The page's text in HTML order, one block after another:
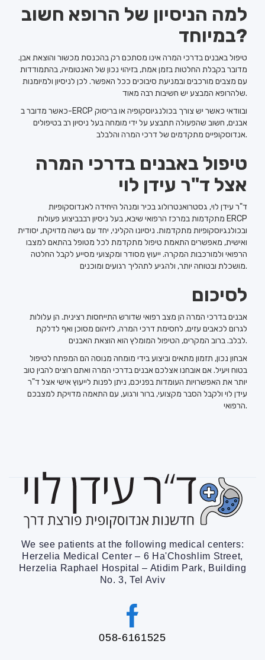
למה הניסיון של הרופא חשוב
במיוחד?
טיפול באבנים בדרכי המרה אינו מסתכם רק בהכנסת מכשור והוצאת אבן.
מדובר בקבלת החלטות בזמן אמת, בזיהוי נכון של האנטומיה, בהתמודדות
עם מצבים מורכבים ובמניעת סיבוכים ככל האפשר. לכן לניסיון ולמיומנות
שלהרופא המבצע יש חשיבות רבה מאוד.
כאשר מדובר ב-ERCP ובוודאי כאשר יש צורך בכולנגיוסקופיה או בריסוק
אבנים, חשוב שהפעולה תתבצע על ידי מומחה בעל ניסיון רב בטיפולים
אנדוסקופיים מתקדמים של דרכי המרה והלבלב.
טיפול באבנים בדרכי המרה
אצל ד"ר עידן לוי
ד"ר עידן לוי, גסטרואנטרולוג בכיר ומנהל היחידה לאנדוסקופיות
מתקדמות במרכז הרפואי שיבא, בעל ניסיון רבבביצוע פעולות ERCP
ובכולנגיוסקופיות מתקדמות. ניסיונו הקליני, יחד עם גישה מדויקת, יסודית
ואישית, מאפשרים התאמת טיפול מתקדמת לכל מטופל בהתאם למצבו
הרפואי ולמורכבות המקרה. ייעוץ מסודר ומקצועי מסייע לקבל החלטה
מושכלת ובטוחה יותר, ולהגיע לתהליך רגועים ומוכנים.
לסיכום
אבנים בדרכי המרה הן מצב רפואי שדורש התייחסות רצינית. הן עלולות
לגרום לכאבים עזים, לחסימת דרכי המרה, לזיהום מסוכן ואף לדלקת
לבלב. ברוב המקרים, הטיפול המומלץ הוא הוצאת האבנים.
אבחון נכון, תזמון מתאים וביצוע בידי מומחה מנוסה הם המפתח לטיפול
בטוח ויעיל. אם אובחנו אצלכם אבנים בדרכי המרה ואתם רוצים להבין טוב
יותר את האפשרויות העומדות בפניכם, ניתן לפנות לייעוץ אישי אצל ד"ר
עידן לוי ולקבל הסבר מקצועי, ברור ורגוע, עם התאמה מדויקת למצבכם
הרפואי.
We see patients at the following medical centers:
Herzelia Medical Center – 6 Ha'Choshlim Street,
Herzelia Raphael Hospital – Atidim Park, Building
No. 3, Tel Aviv
058-6161525